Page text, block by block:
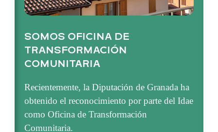
SOMOS OFICINA DE
TRANSFORMACIÓN
COMUNITARIA
Recientemente, la Diputación de Granada ha
obtenido el reconocimiento por parte del Idae
como Oficina de Transformación
Comunitaria.